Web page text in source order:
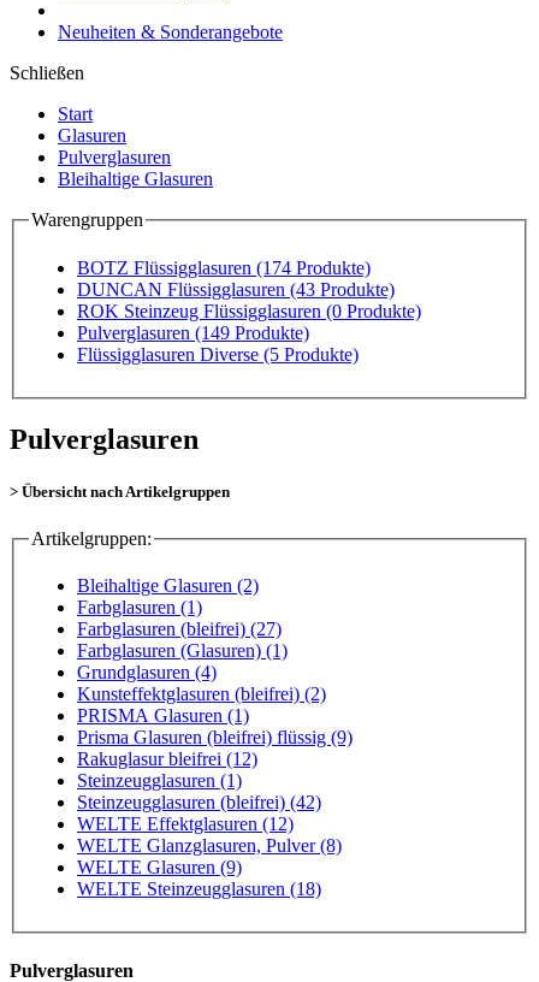
Neuheiten & Sonderangebote
Schließen
Start
Glasuren
Pulverglasuren
Bleihaltige Glasuren
Warengruppen
BOTZ Flüssigglasuren (174 Produkte)
DUNCAN Flüssigglasuren (43 Produkte)
ROK Steinzeug Flüssigglasuren (0 Produkte)
Pulverglasuren (149 Produkte)
Flüssigglasuren Diverse (5 Produkte)
Pulverglasuren
> Übersicht nach Artikelgruppen
Artikelgruppen:
Bleihaltige Glasuren (2)
Farbglasuren (1)
Farbglasuren (bleifrei) (27)
Farbglasuren (Glasuren) (1)
Grundglasuren (4)
Kunsteffektglasuren (bleifrei) (2)
PRISMA Glasuren (1)
Prisma Glasuren (bleifrei) flüssig (9)
Rakuglasur bleifrei (12)
Steinzeugglasuren (1)
Steinzeugglasuren (bleifrei) (42)
WELTE Effektglasuren (12)
WELTE Glanzglasuren, Pulver (8)
WELTE Glasuren (9)
WELTE Steinzeugglasuren (18)
Pulverglasuren